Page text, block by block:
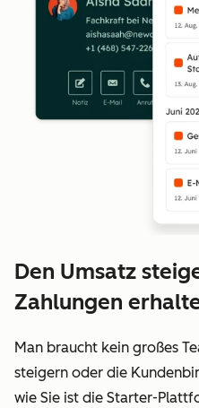
Den Umsatz
Zahlungen
Man braucht kein großes
steigern oder die
wie Sie ist die Starter-